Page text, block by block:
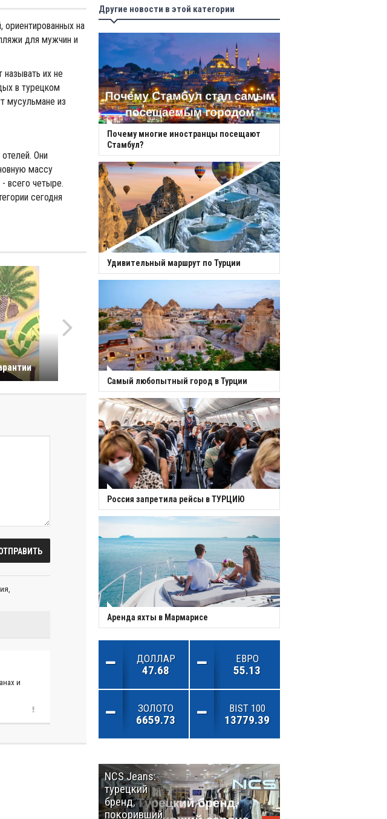
на
для мужчин и
их не
в турецком
мусульмане из
Они
массу
всего четыре.
сегодня
и
Другие новости в этой категории
Почему многие иностранцы посещают
Стамбул?
Удивительный маршрут по Турции
Самый любопытный город в Турции
Россия запретила рейсы в ТУРЦИЮ
Аренда яхты в Мармарисе
ДОЛЛАР
47.68
ЕВРО
55.13
ЗОЛОТО
6659.73
BIST 100
13779.39
NCS Jeans:
турецкий
бренд,
покоривший